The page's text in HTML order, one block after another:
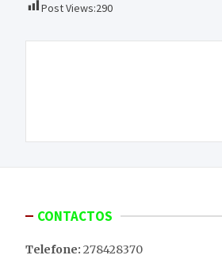
Post Views:290
CONTACTOS
Telefone: 278428370